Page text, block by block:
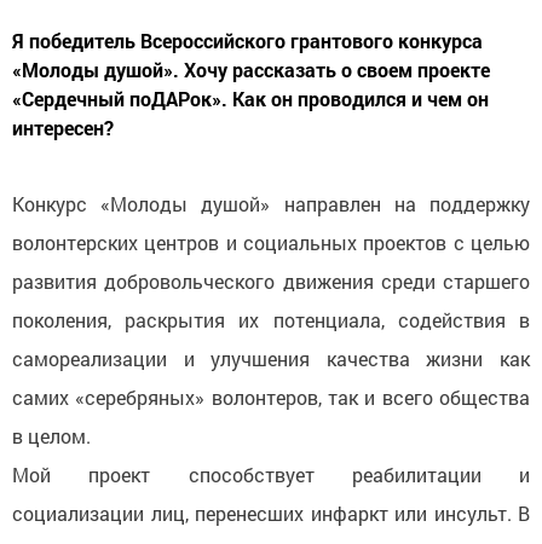
Я победитель Всероссийского грантового конкурса
«Молоды душой». Хочу рассказать о своем проекте
«Сердечный поДАРок». Как он проводился и чем он
интересен?
Конкурс «Молоды душой» направлен на поддержку
волонтерских центров и социальных проектов с целью
развития добровольческого движения среди старшего
поколения, раскрытия их потенциала, содействия в
самореализации и улучшения качества жизни как
самих «серебряных» волонтеров, так и всего общества
в целом.
Мой проект способствует реабилитации и
социализации лиц, перенесших инфаркт или инсульт. В